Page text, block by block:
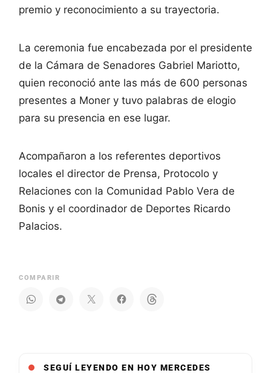
premio y reconocimiento a su trayectoria.
La ceremonia fue encabezada por el presidente
de la Cámara de Senadores Gabriel Mariotto,
quien reconoció ante las más de 600 personas
presentes a Moner y tuvo palabras de elogio
para su presencia en ese lugar.
Acompañaron a los referentes deportivos
locales el director de Prensa, Protocolo y
Relaciones con la Comunidad Pablo Vera de
Bonis y el coordinador de Deportes Ricardo
Palacios.
COMPARIR
SEGUÍ LEYENDO EN HOY MERCEDES